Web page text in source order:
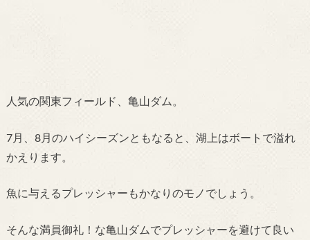
人気の関東フィールド、亀山ダム。
7月、8月のハイシーズンともなると、湖上はボートで溢れ
かえります。
魚に与えるプレッシャーもかなりのモノでしょう。
そんな満員御礼！な亀山ダムでプレッシャーを避けて良い